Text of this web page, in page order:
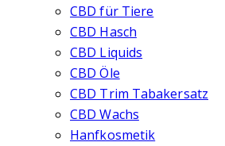
CBD für Tiere
CBD Hasch
CBD Liquids
CBD Öle
CBD Trim Tabakersatz
CBD Wachs
Hanfkosmetik